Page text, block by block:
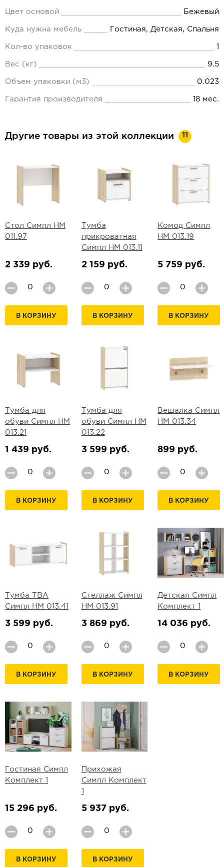
Цвет основой Бежевый
Куда нужна мебель Гостиная, Детская, Спальня
Кол-во упаковок 1
Вес (кг) 9.5
Объем упаковки (м3) 0.023
Гарантия производителя 18 мес.
Другие товары из этой коллекции 11
Стол Симпл НМ
011.97
2 339 руб.
В КОРЗИНУ
Тумба
прикроватная
Симпл НМ 013.11
2 159 руб.
В КОРЗИНУ
Комод Симпл
НМ 013.19
5 759 руб.
В КОРЗИНУ
Тумба для
обуви Симпл НМ
013.21
1 439 руб.
В КОРЗИНУ
Тумба для
обуви Симпл НМ
013.22
3 599 руб.
В КОРЗИНУ
Вешалка Симпл
НМ 013.34
899 руб.
В КОРЗИНУ
Тумба ТВА
Симпл НМ 013.41
3 599 руб.
В КОРЗИНУ
Стеллаж Симпл
НМ 013.91
3 869 руб.
В КОРЗИНУ
Детская Симпл
Комплект 1
14 036 руб.
В КОРЗИНУ
Гостиная Симпл
Комплект 1
15 296 руб.
В КОРЗИНУ
Прихожая
Симпл Комплект
1
5 937 руб.
В КОРЗИНУ